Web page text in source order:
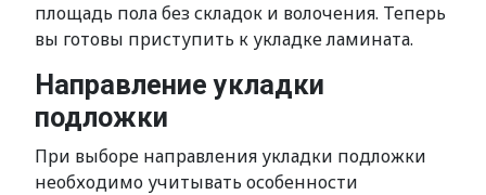
площадь пола без складок и волочения. Теперь
вы готовы приступить к укладке ламината.
Направление укладки
подложки
При выборе направления укладки подложки
необходимо учитывать особенности